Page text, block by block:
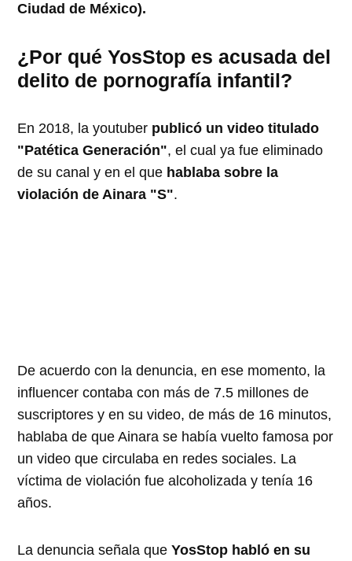
Ciudad de México).
¿Por qué YosStop es acusada del
delito de pornografía infantil?
En 2018, la youtuber publicó un video titulado
"Patética Generación", el cual ya fue eliminado
de su canal y en el que hablaba sobre la
violación de Ainara "S".
De acuerdo con la denuncia, en ese momento, la
influencer contaba con más de 7.5 millones de
suscriptores y en su video, de más de 16 minutos,
hablaba de que Ainara se había vuelto famosa por
un video que circulaba en redes sociales. La
víctima de violación fue alcoholizada y tenía 16
años.
La denuncia señala queYosStop habló en su